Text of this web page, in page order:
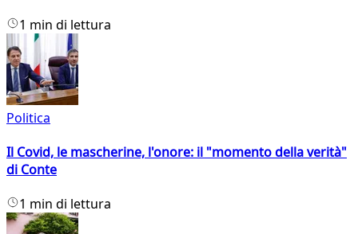
1 min di lettura
Politica
Il Covid, le mascherine, l'onore: il "momento della verità"
di Conte
1 min di lettura